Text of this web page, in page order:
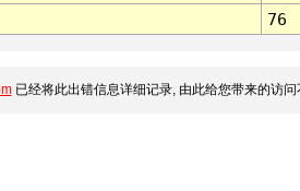
76
已经将此出错信息详细记录, 由此给您带来的访问